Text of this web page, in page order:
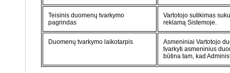
Teisinis duomenų tvarkymo
pagrindas
Vartotojo sutikimas
reklamą Sistemoje.
Duomenų tvarkymo laikotarpis
Asmeniniai Vartotojo
tvarkyti asmeninius
būtina tam, kad